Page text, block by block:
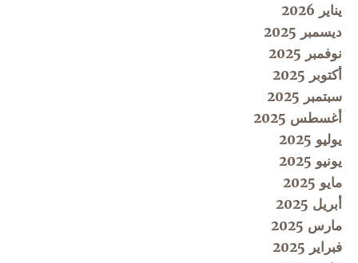
يناير 2026
ديسمبر 2025
نوفمبر 2025
أكتوبر 2025
سبتمبر 2025
أغسطس 2025
يوليو 2025
يونيو 2025
مايو 2025
أبريل 2025
مارس 2025
فبراير 2025